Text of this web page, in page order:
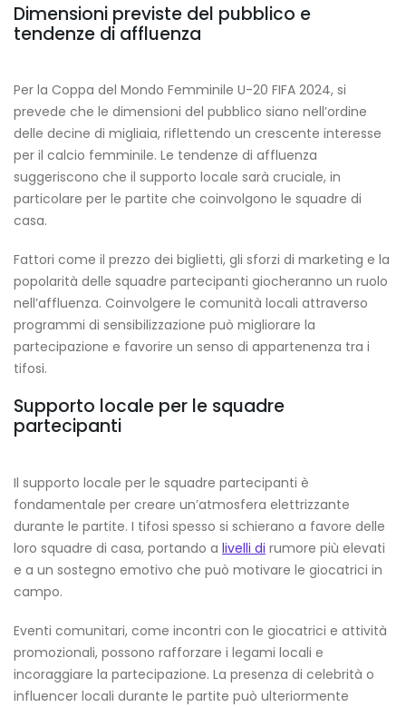
Dimensioni previste del pubblico e
tendenze di affluenza
Per la Coppa del Mondo Femminile U-20 FIFA 2024, si
prevede che le dimensioni del pubblico siano nell’ordine
delle decine di migliaia, riflettendo un crescente interesse
per il calcio femminile. Le tendenze di affluenza
suggeriscono che il supporto locale sarà cruciale, in
particolare per le partite che coinvolgono le squadre di
casa.
Fattori come il prezzo dei biglietti, gli sforzi di marketing e la
popolarità delle squadre partecipanti giocheranno un ruolo
nell’affluenza. Coinvolgere le comunità locali attraverso
programmi di sensibilizzazione può migliorare la
partecipazione e favorire un senso di appartenenza tra i
tifosi.
Supporto locale per le squadre
partecipanti
Il supporto locale per le squadre partecipanti è
fondamentale per creare un’atmosfera elettrizzante
durante le partite. I tifosi spesso si schierano a favore delle
loro squadre di casa, portando a livelli di rumore più elevati
e a un sostegno emotivo che può motivare le giocatrici in
campo.
Eventi comunitari, come incontri con le giocatrici e attività
promozionali, possono rafforzare i legami locali e
incoraggiare la partecipazione. La presenza di celebrità o
influencer locali durante le partite può ulteriormente